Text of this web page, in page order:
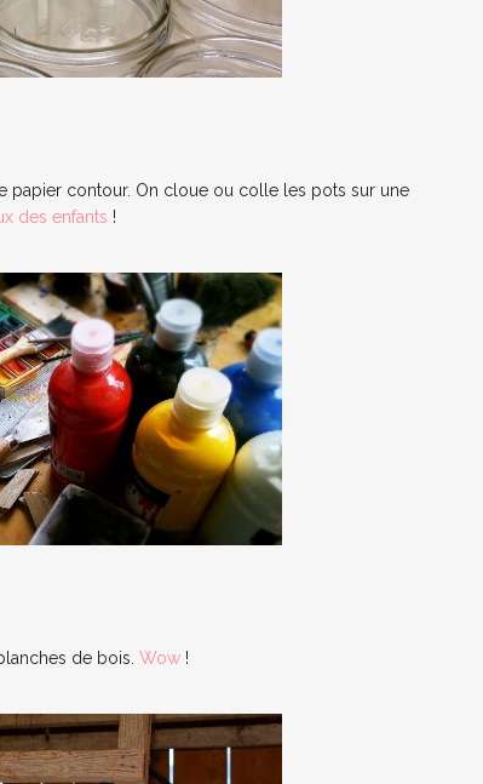
papier contour. On cloue ou colle les pots sur une
des enfants !
de bois. Wow !